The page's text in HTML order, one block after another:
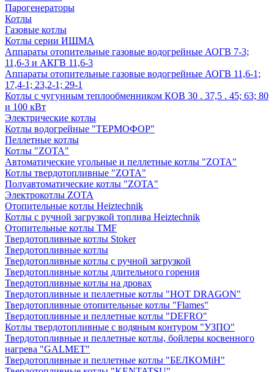
Парогенераторы
Котлы
Газовые котлы
Котлы серии ИШМА
Аппараты отопительные газовые водогрейные АОГВ 7-3;
11,6-3 и АКГВ 11,6-3
Аппараты отопительные газовые водогрейные АОГВ 11,6-1;
17,4-1; 23,2-1; 29-1
Котлы с чугунным теплообменником КОВ 30 . 37,5 . 45; 63; 80
и 100 кВт
Электрические котлы
Котлы водогрейные "ТЕРМОФОР"
Пеллетные котлы
Котлы "ZOTA"
Автоматические угольные и пеллетные котлы "ZOTA"
Котлы твердотопливные "ZOTA"
Полуавтоматические котлы "ZOTA"
Электрокотлы ZOTA
Отопительные котлы Heiztechnik
Котлы с ручной загрузкой топлива Heiztechnik
Отопительные котлы TMF
Твердотопливные котлы Stoker
Твердотопливные котлы
Твердотопливные котлы с ручной загрузкой
Твердотопливные котлы длительного горения
Твердотопливные котлы на дровах
Твердотопливные и пеллетные котлы "HOT DRAGON"
Твердотопливные отопительные котлы "Flames"
Твердотопливные и пеллетные котлы "DEFRO"
Котлы твердотопливные с водяным контуром "УЗПО"
Твердотопливные и пеллетные котлы, бойлеры косвенного
нагрева "GALMET"
Твердотопливные и пеллетные котлы "БЕЛКОМiН"